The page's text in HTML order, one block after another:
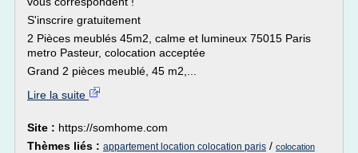
S'inscrire gratuitement
2 Pièces meublés 45m2, calme et lumineux 75015 Paris
metro Pasteur, colocation acceptée
Grand 2 pièces meublé, 45 m2,...
Lire la suite
Site : https://somhome.com
Thèmes liés : appartement location colocation paris / colocation